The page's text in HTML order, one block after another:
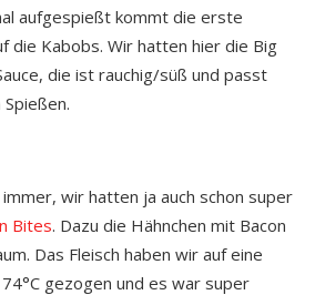
aufgespießt kommt die erste
die Kabobs. Wir hatten hier die Big
die ist rauchig/süß und passt
wir hatten ja auch schon super
Bites. Dazu die Hähnchen mit Bacon
Das Fleisch haben wir auf eine
gezogen und es war super